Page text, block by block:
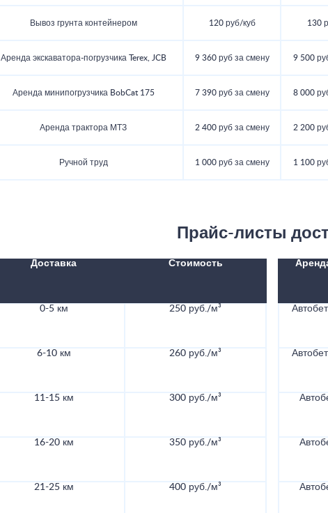
Вывоз грунта контейнером 120 руб/куб 130
Аренда экскаватора-погрузчика Terex, JCB 9 360 руб за смену 9 500
Аренда минипогрузчика BobCat 175 7 390 руб за смену 8 000
Аренда трактора МТЗ 2 400 руб за смену 2 200
Ручной труд 1 000 руб за смену 1 100
Прайс-листы
Доставка Стоимость
0-5 км 250 руб./м³
6-10 км 260 руб./м³
11-15 км 300 руб./м³
16-20 км 350 руб./м³
21-25 км 400 руб./м³